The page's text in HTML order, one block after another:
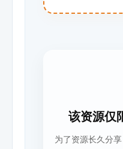
该资源仅
为了资源长久分